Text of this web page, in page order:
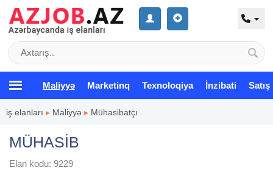
Maliyyə Marketinq Texnoloqiya İnzibati Satış
iş elanları ▸ Maliyyə ▸ Mühasibatçı
MÜHASİB
Elan kodu: 9229